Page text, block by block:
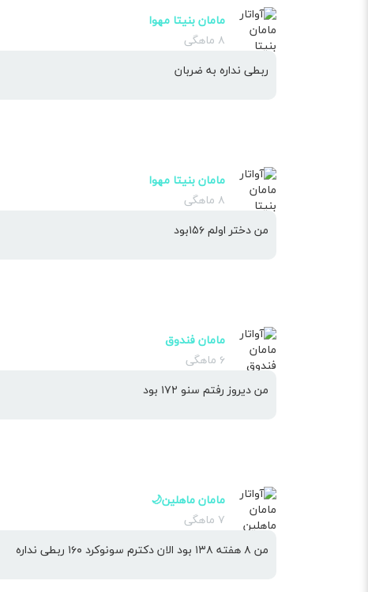
مامان بنیتا‌ مهوا
۸ ماهگی
ربطی نداره به ضربان
مامان بنیتا‌ مهوا
۸ ماهگی
من دختر اولم ۱۵۶بود
مامان فندوق
۶ ماهگی
من دیروز رفتم سنو ۱۷۲ بود
مامان ماهلین🌙
۷ ماهگی
من ۸ هفته ۱۳۸ بود الان دکترم سونوکرد ۱۶۰ ربطی نداره